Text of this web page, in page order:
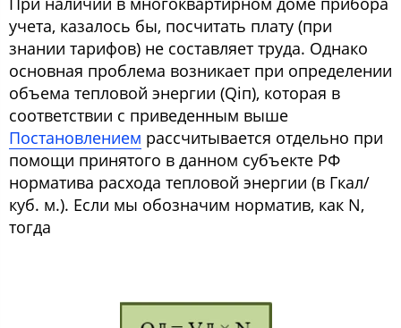
учета, казалось бы, посчитать плату (при
знании тарифов) не составляет труда. Однако
основная проблема возникает при определении
объема тепловой энергии (Qiп), которая в
соответствии с приведенным выше
Постановлением рассчитывается отдельно при
помощи принятого в данном субъекте РФ
норматива расхода тепловой энергии (в Гкал/
куб. м.). Если мы обозначим норматив, как N,
тогда